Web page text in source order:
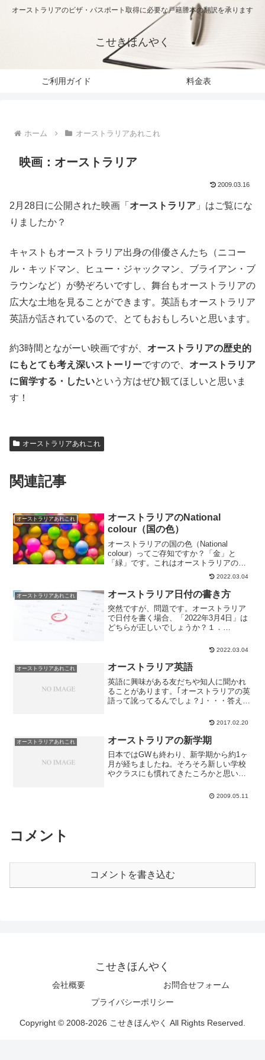
オーストラリアのビザ・パスポート取得に必要な戸籍謄本の翻訳を承ります
こせきほんやく
ご利用ガイド 料金表
ホーム オーストラリアあれこれ
映画：オーストラリア
2009.03.16
2月28日に公開された映画「 オーストラリア 」はご覧にな
りましたか？
キャストもオーストラリア出身の俳優さんたち（ニコー
ル・キッドマン、ヒュー・ジャックマン、ブライアン・ブ
ラウンなど）が勢ぞろいですし、舞台もオーストラリアの
広大な土地を見ることができます。英語もオーストラリア
英語が話されているので、とてもおもしろいと思います。
約3時間とながーい映画ですが、 オーストラリアの歴史的
にもとても考え深いストーリーですので、 オーストラリア
に留学する・したいという方はぜひ観てほしいと思いま
す！
オーストラリアあれこれ
関連記事
オーストラリアあれこれ
オーストラリアのNational
colour（国の色）
オーストラリアの国の色（National
colour）ってご存知ですか？「金」と
「緑」です。これはオーストラリアの国
花である Golden Wattle（ピクナンサアカ
シア）の色が由来のようです。オースト
ラリアのスポーツチームのユニフォー...
2022.03.04
オーストラリアあれこれ オーストラリア日付の書き方
突然ですが、問題です。オーストラリア
で日付を書く場合、「2022年3月4日」は
どちらが正しいでしょうか？１．
す。そうなんです、オーストラリアでは
みに、...
2022.03.04
オーストラリアあれこれ オーストラリア英語
英語に興味がある友だちや知人に聞かれ
ることがあります。｢オーストラリアの英
語って訛ってるんでしょ？｣・・・答えは
の英語教育はアメリカ英語を主に使って
ーストラリア英...
2017.02.20
オーストラリアあれこれ オーストラリアの新学期
日本ではGWも終わり、新学期から約1ヶ
月が経ちましたね。そろそろ新しい学校
やクラスにも慣れてきたころかと思いま
いつからかご存知でしょうか？2月です！
2009.05.11
コメント
コメントを書き込む
こせきほんやく
会社概要
お問合せフォーム
プライバシーポリシー
Copyright © 2008-2026 こせきほんやく All Rights Reserved.